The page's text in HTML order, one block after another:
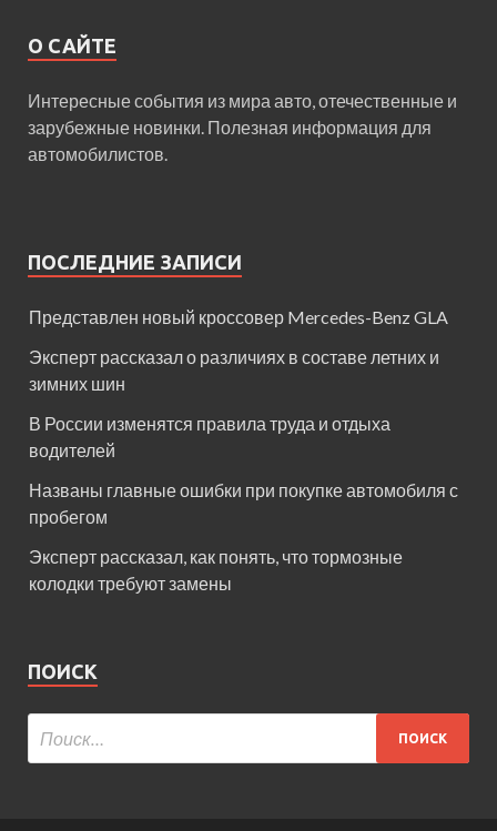
О САЙТЕ
Интересные события из мира авто, отечественные и
зарубежные новинки. Полезная информация для
автомобилистов.
ПОСЛЕДНИЕ ЗАПИСИ
Представлен новый кроссовер Mercedes-Benz GLA
Эксперт рассказал о различиях в составе летних и
зимних шин
В России изменятся правила труда и отдыха
водителей
Названы главные ошибки при покупке автомобиля с
пробегом
Эксперт рассказал, как понять, что тормозные
колодки требуют замены
ПОИСК